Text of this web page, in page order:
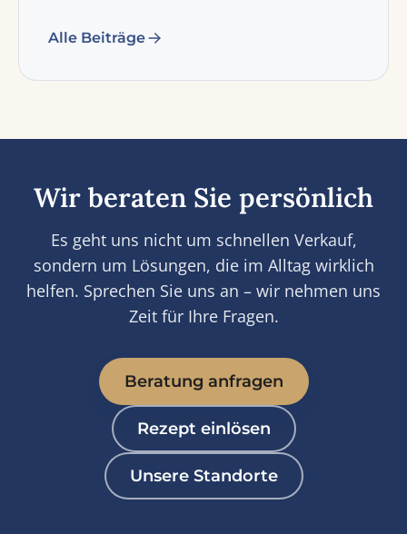
Alle Beiträge
Wir beraten Sie persönlich
Es geht uns nicht um schnellen Verkauf,
sondern um Lösungen, die im Alltag wirklich
helfen. Sprechen Sie uns an – wir nehmen uns
Zeit für Ihre Fragen.
Beratung anfragen
Rezept einlösen
Unsere Standorte